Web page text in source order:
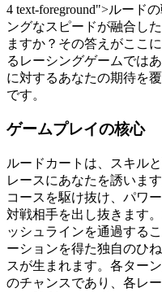
4 text-foreground">ルード
ングなスピードが融合し
ますか？その答えがここ
るレーシングゲームでは
に対するあなたの期待を
です。
ゲームプレイの核心
ルードカートは、スキル
レースにあなたを誘いま
コースを駆け抜け、パワ
対戦相手を出し抜きます
ッシュラインを通過する
ーションを得た独自のひ
スが生まれます。各ター
のチャンスであり、各レ